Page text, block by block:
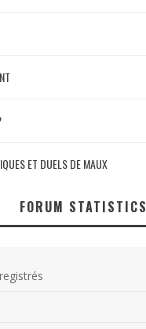
ET DUELS DE MAUX
FORUM STATISTICS